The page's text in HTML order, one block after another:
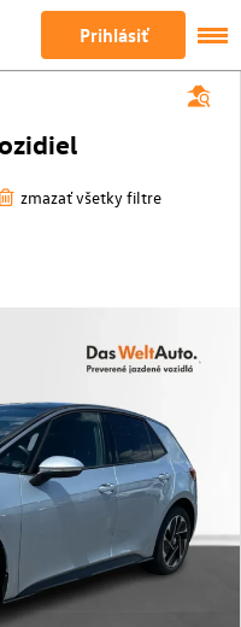
Prihlásiť
zmazať všetky filtre